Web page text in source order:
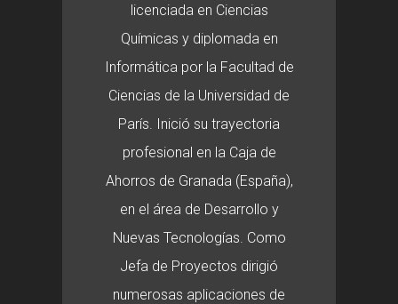
licenciada en Ciencias
Químicas y diplomada en
Informática por la Facultad de
Ciencias de la Universidad de
París. Inició su trayectoria
profesional en la Caja de
Ahorros de Granada (España),
en el área de Desarrollo y
Nuevas Tecnologías. Como
Jefa de Proyectos dirigió
numerosas aplicaciones de